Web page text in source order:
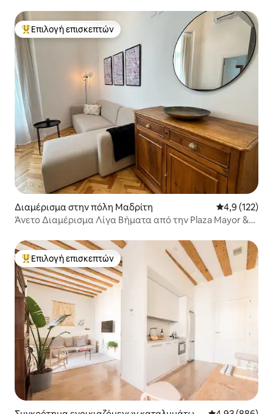
Κορυφαία επιλογή επισκεπτών
Επιλογή επισκεπτών
Διαμέρισμα στην πόλη Μαδρίτη Μέση
4,9 (122)
Άνετο Διαμέρισμα Λίγα Βήματα από την Plaza Mayor &
Κορυφαία επιλογή επισκεπτών
Επιλογή επισκεπτών